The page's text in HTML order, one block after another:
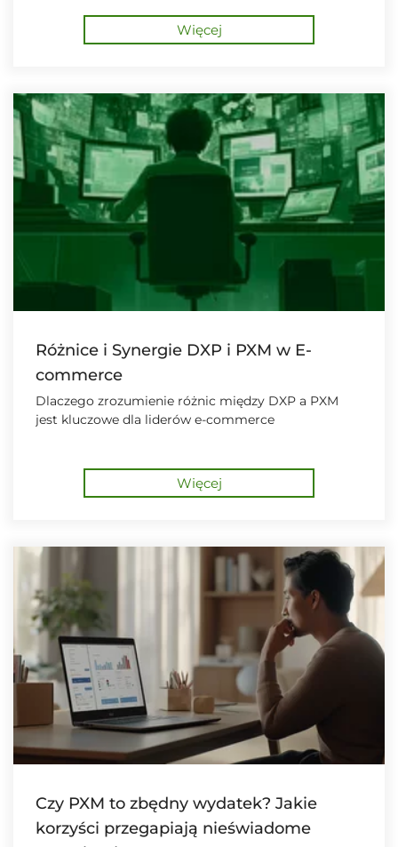
Więcej
Różnice i Synergie DXP i PXM w E-
commerce
Dlaczego zrozumienie różnic między DXP a PXM
jest kluczowe dla liderów e-commerce
Więcej
Czy PXM to zbędny wydatek? Jakie
korzyści przegapiają nieświadome